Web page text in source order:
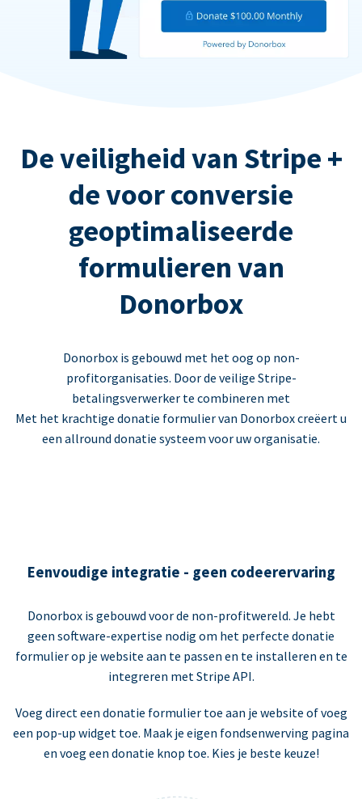
De veiligheid van Stripe +
de voor conversie
geoptimaliseerde
formulieren van
Donorbox
Donorbox is gebouwd met het oog op non-
profitorganisaties. Door de veilige Stripe-
betalingsverwerker te combineren met
Met het krachtige donatie formulier van Donorbox creëert u
een allround donatie systeem voor uw organisatie.
Eenvoudige integratie - geen codeerervaring
Donorbox is gebouwd voor de non-profitwereld. Je hebt
geen software-expertise nodig om het perfecte donatie
formulier op je website aan te passen en te installeren en te
integreren met Stripe API.
Voeg direct een donatie formulier toe aan je website of voeg
een pop-up widget toe. Maak je eigen fondsenwerving pagina
en voeg een donatie knop toe. Kies je beste keuze!